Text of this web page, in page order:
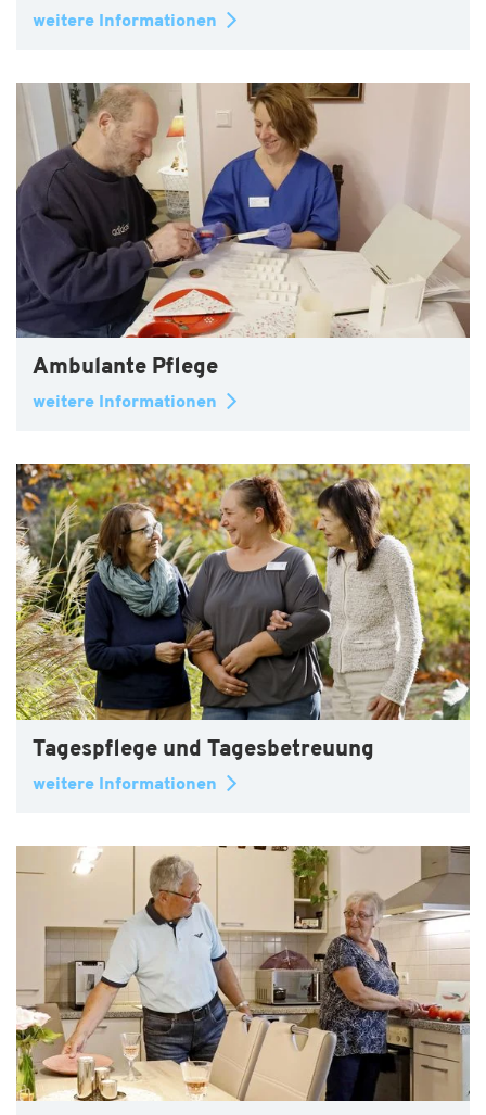
weitere Informationen
Ambulante Pflege
weitere Informationen
Tagespflege und Tagesbetreuung
weitere Informationen